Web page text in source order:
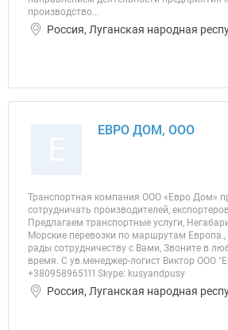
производство...
Россия, Луганская народная
ЕВРО ДОМ, ООО
Транспортная компания OOO «Евро Дом»
сотрудничать производителей,
Предлагаем транспортные услуги,
Морские перевозки по маршрутам
рады сотрудничеству с Вами, Звоните в
время. С ув.менеджер-логист Виктор ООО
+380958965111 Skype: kusyandpusy
Россия, Луганская народная